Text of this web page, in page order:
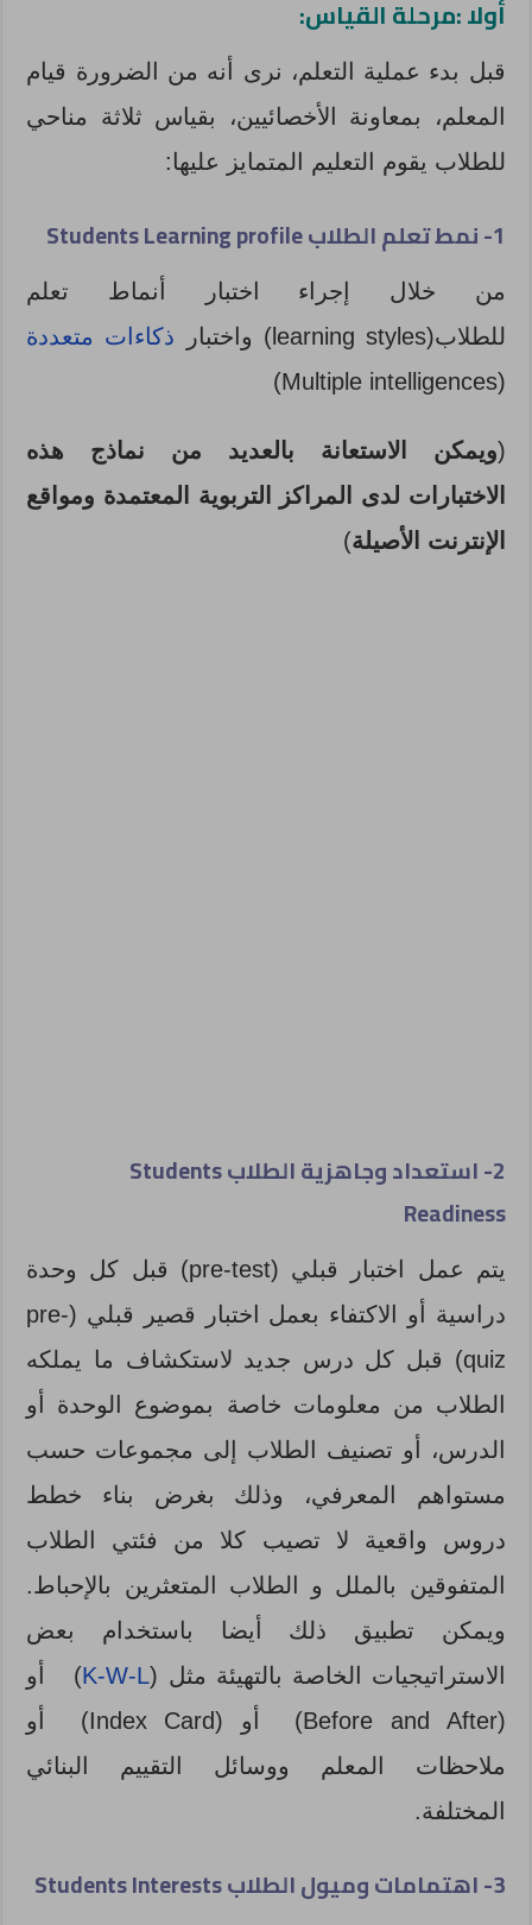
أولا :مرحلة القياس:
قبل بدء عملية التعلم، نرى أنه من الضرورة قيام
المعلم، بمعاونة الأخصائيين، بقياس ثلاثة مناحي
للطلاب يقوم التعليم المتمايز عليها:
1- نمط تعلم الطلاب Students Learning profile
من خلال إجراء اختبار أنماط تعلم
للطلاب(learning styles) واختبار
ذكاءات متعددة
(Multiple intelligences)
(ويمكن الاستعانة بالعديد من نماذج هذه
الاختبارات لدى المراكز التربوية المعتمدة ومواقع
الإنترنت الأصيلة)
2- استعداد وجاهزية الطلاب Students
Readiness
يتم عمل اختبار قبلي (pre-test) قبل كل وحدة
دراسية أو الاكتفاء بعمل اختبار قصير قبلي (pre-
quiz) قبل كل درس جديد لاستكشاف ما يملكه
الطلاب من معلومات خاصة بموضوع الوحدة أو
الدرس، أو تصنيف الطلاب إلى مجموعات حسب
مستواهم المعرفي، وذلك بغرض بناء خطط
دروس واقعية لا تصيب كلا من فئتي الطلاب
المتفوقين بالملل و الطلاب المتعثرين بالإحباط.
ويمكن تطبيق ذلك أيضا باستخدام بعض
الاستراتيجيات الخاصة بالتهيئة مثل (K-W-L) أو
(Before and After) أو (Index Card) أو
ملاحظات المعلم ووسائل التقييم البنائي
المختلفة.
3- اهتمامات وميول الطلاب Students Interests